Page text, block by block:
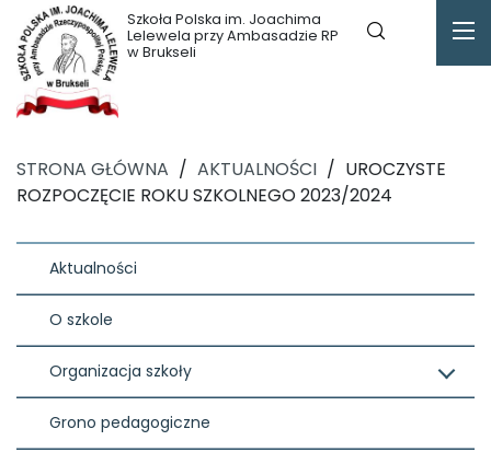
Szkoła Polska im. Joachima
Lelewela przy Ambasadzie RP
w Brukseli
STRONA GŁÓWNA / AKTUALNOŚCI / UROCZYSTE
ROZPOCZĘCIE ROKU SZKOLNEGO 2023/2024
Aktualności
O szkole
Organizacja szkoły
Grono pedagogiczne